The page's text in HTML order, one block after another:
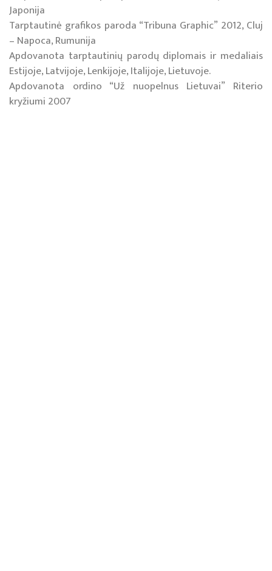
Japonija
Tarptautinė grafikos paroda “Tribuna Graphic” 2012, Cluj
– Napoca, Rumunija
Apdovanota tarptautinių parodų diplomais ir medaliais
Estijoje, Latvijoje, Lenkijoje, Italijoje, Lietuvoje.
Apdovanota ordino “Už nuopelnus Lietuvai” Riterio
kryžiumi 2007